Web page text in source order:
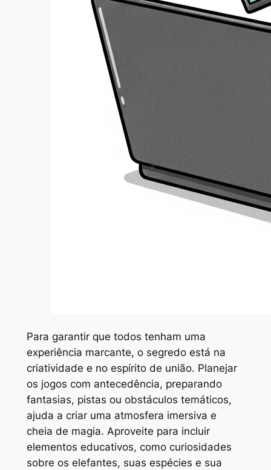
Para garantir que todos tenham uma
experiência marcante, o segredo está na
criatividade e no espírito de união. Planejar
os jogos com antecedência, preparando
fantasias, pistas ou obstáculos temáticos,
ajuda a criar uma atmosfera imersiva e
cheia de magia. Aproveite para incluir
elementos educativos, como curiosidades
sobre os elefantes, suas espécies e sua